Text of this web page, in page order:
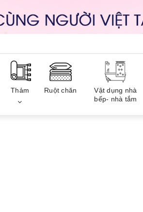
Thảm Ruột chăn
Vật dụng nhà
bếp- nhà tắm